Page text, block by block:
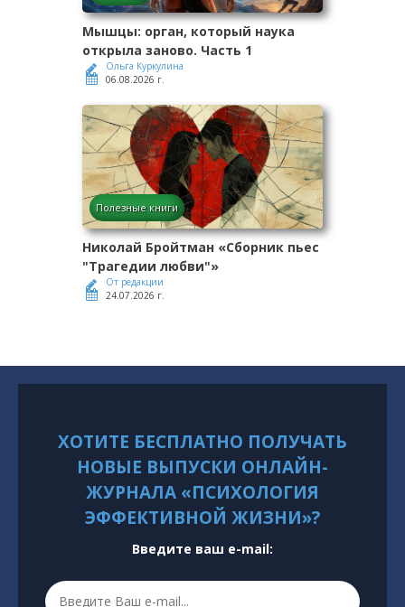
Мышцы: орган, который наука
открыла заново. Часть 1
Ольга Куркулина
06.08.2026 г.
Полезные книги
Николай Бройтман «Сборник пьес
"Трагедии любви"»
От редакции
24.07.2026 г.
ХОТИТЕ БЕСПЛАТНО ПОЛУЧАТЬ
НОВЫЕ ВЫПУСКИ ОНЛАЙН-
ЖУРНАЛА «ПСИХОЛОГИЯ
ЭФФЕКТИВНОЙ ЖИЗНИ»?
Введите ваш e-mail: